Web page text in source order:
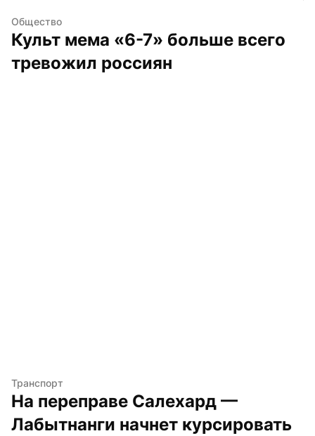
Общество
Культ мема «6-7» больше всего
тревожил россиян
Транспорт
На переправе Салехард —
Лабытнанги начнет курсировать